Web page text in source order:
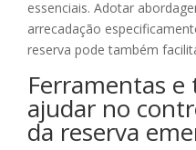
essenciais. Adotar
arrecadação
reserva pode também
Ferramentas e
ajudar no
da reserva